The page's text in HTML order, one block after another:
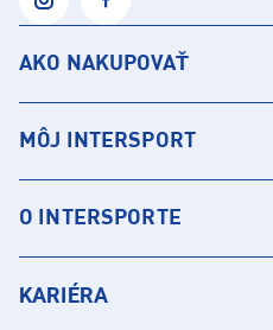
AKO NAKUPOVAŤ
MÔJ INTERSPORT
O INTERSPORTE
KARIÉRA